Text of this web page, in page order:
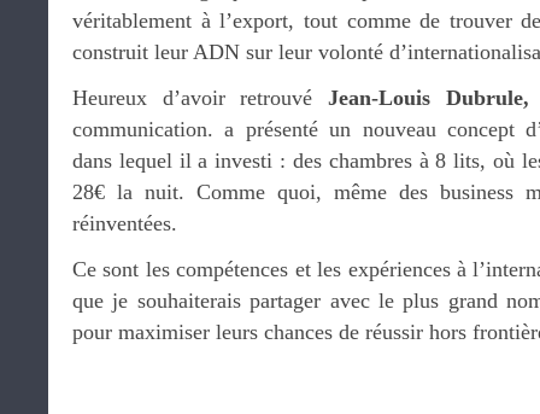
véritablement à l’export, tout comme de trouver
construit leur ADN sur leur volonté
Heureux d’avoir retrouvé Jean-Louis Dubrule,
communication. a présenté un nouveau concept
dans lequel il a investi : des chambres à 8 lits, où
28€ la nuit. Comme quoi, même des business
réinventées.
Ce sont les compétences et les expériences à
que je souhaiterais partager avec le plus grand
pour maximiser leurs chances de réussir hors